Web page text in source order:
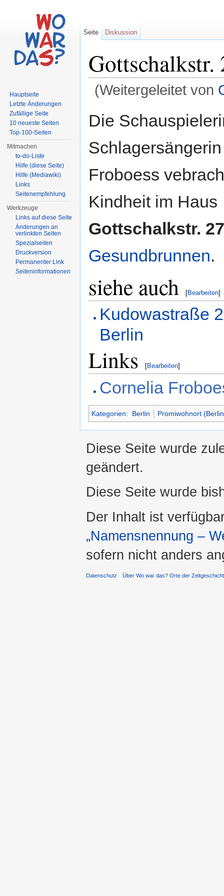
(Weitergeleitet von
Die
Froboess
Kindheit im Haus
Gottschalkstr. 27
Gesundbrunnen.
siehe auch [Bearbeiten]
Kudowastraße
Berlin
Links [Bearbeiten]
Cornelia
Kategorien: Berlin Promiwohnort
Seite Diskussion
Hauptseite
Letzte Änderungen
Zufällige Seite
10 neueste Seiten
Top-100-Seiten
Mitmachen
to-do-Liste
Hilfe (diese Seite)
Hilfe (Mediawiki)
Links
Seitenempfehlung
Werkzeuge
Links auf diese Seite
Änderungen an
verlinkten Seiten
Spezialseiten
Druckversion
Permanenter Link
Seiteninformationen
Diese Seite wurde
geändert.
Diese Seite wurde
Der Inhalt ist
„Namensnennung –
sofern nicht anders
Datenschutz Über Wo war das? Orte der